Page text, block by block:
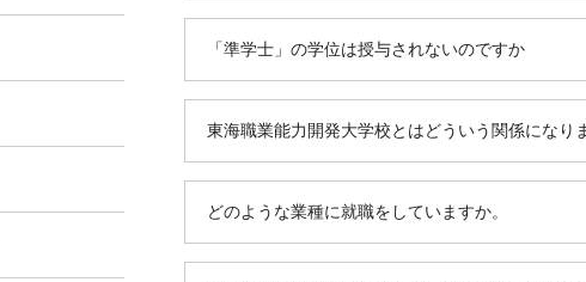
「準学士」の学位は授与されないのですか
東海職業能力開発大学校とはどういう関係になり
どのような業種に就職をしていますか。